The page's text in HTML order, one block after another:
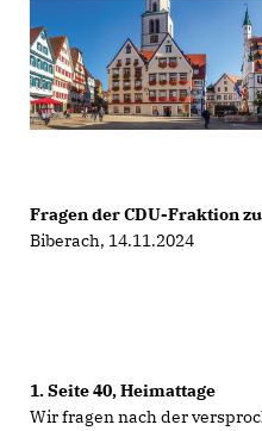
Fragen der CDU-Fraktion
Biberach, 14.11.2024
1. Seite 40, Heimattage
Wir fragen nach der